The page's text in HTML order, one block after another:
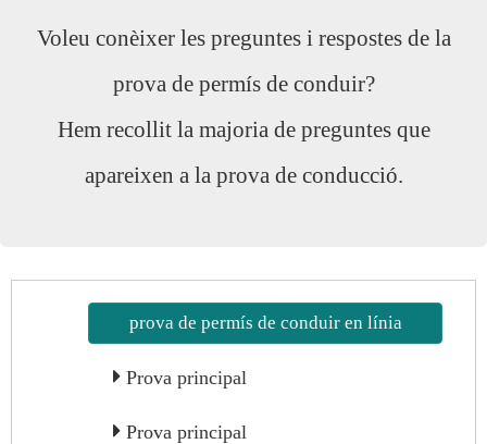
Voleu conèixer les preguntes i respostes de la
prova de permís de conduir?
Hem recollit la majoria de preguntes que
apareixen a la prova de conducció.
prova de permís de conduir en línia
Prova principal
Prova principal